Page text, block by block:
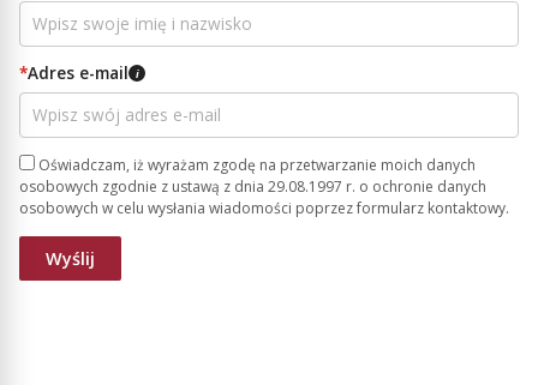
*Adres e-mail i
Oświadczam, iż wyrażam zgodę na przetwarzanie moich danych
osobowych zgodnie z ustawą z dnia 29.08.1997 r. o ochronie danych
osobowych w celu wysłania wiadomości poprzez formularz kontaktowy.